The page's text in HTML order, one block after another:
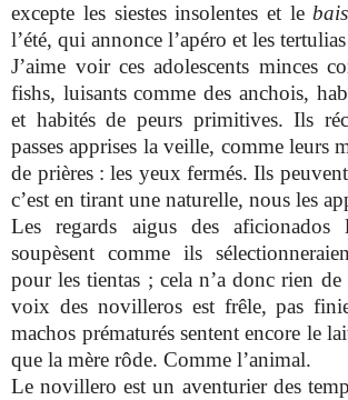
excepte les siestes insolentes et le
l’été, qui annonce l’apéro et les
J’aime voir ces adolescents minces
fishs, luisants comme des anchois,
et habités de peurs primitives. Ils
passes apprises la veille, comme leurs
de prières : les yeux fermés. Ils
c’est en tirant une naturelle, nous les
Les regards aigus des aficionados
soupèsent comme ils
pour les tientas ; cela n’a donc rien
voix des novilleros est frêle, pas
machos prématurés sentent encore le
que la mère rôde. Comme l’animal.
Le novillero est un aventurier des